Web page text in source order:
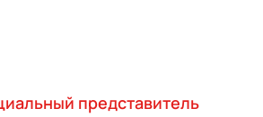
представитель